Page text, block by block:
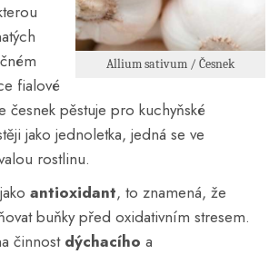
Allium sativum / Česnek
fialové
česnek pěstuje pro kuchyňské
jako jednoletka, jedná se ve
rostlinu.
antioxidant, to znamená, že
buňky před oxidativním stresem.
činnost dýchacího a